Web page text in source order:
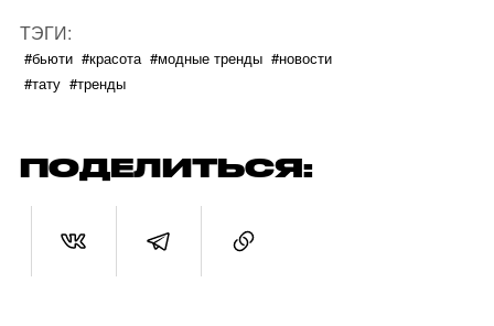
ТЭГИ:
#бьюти #красота #модные тренды #новости
#тату #тренды
ПОДЕЛИТЬСЯ: